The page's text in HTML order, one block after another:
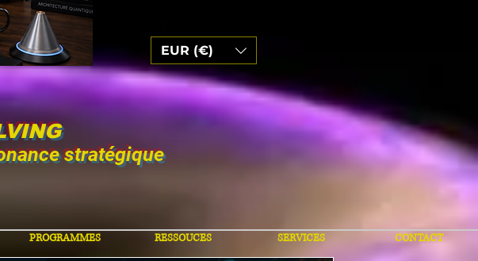
EUR (€)
stratégique
PROGRAMMES RESSOUCES SERVICES CONTACT